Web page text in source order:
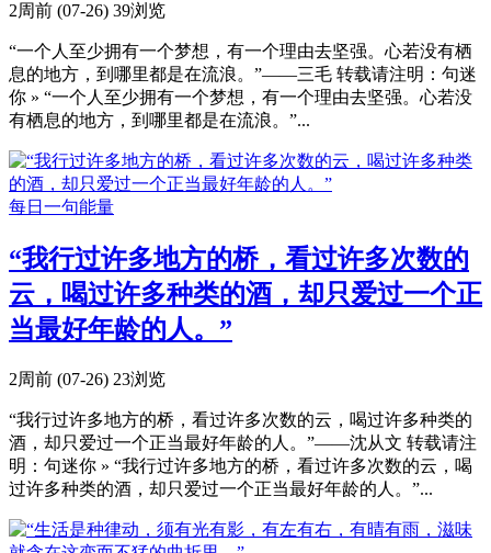
2周前 (07-26) 39浏览
“一个人至少拥有一个梦想，有一个理由去坚强。心若没有栖
息的地方，到哪里都是在流浪。”——三毛 转载请注明：句迷
你 » “一个人至少拥有一个梦想，有一个理由去坚强。心若没
有栖息的地方，到哪里都是在流浪。”...
每日一句能量
“我行过许多地方的桥，看过许多次数的
云，喝过许多种类的酒，却只爱过一个正
当最好年龄的人。”
2周前 (07-26) 23浏览
“我行过许多地方的桥，看过许多次数的云，喝过许多种类的
酒，却只爱过一个正当最好年龄的人。”——沈从文 转载请注
明：句迷你 » “我行过许多地方的桥，看过许多次数的云，喝
过许多种类的酒，却只爱过一个正当最好年龄的人。”...